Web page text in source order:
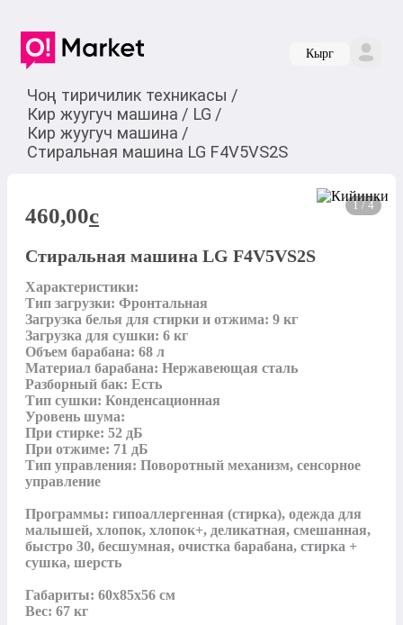
Кырг
Чоң тиричилик техникасы /
Кир жуугуч машина / LG /
Кир жуугуч машина /
Стиральная машина LG F4V5VS2S
1 / 4
460,00c
Стиральная машина LG F4V5VS2S
Характеристики:
Тип загрузки: Фронтальная
Загрузка белья для стирки и отжима: 9 кг
Загрузка для сушки: 6 кг
Объем барабана: 68 л
Материал барабана: Нержавеющая сталь
Разборный бак: Есть
Тип сушки: Конденсационная
Уровень шума:
При стирке: 52 дБ
При отжиме: 71 дБ
Тип управления: Поворотный механизм, сенсорное
управление
Программы: гипоаллергенная (стирка), одежда для
малышей, хлопок, хлопок+, деликатная, смешанная,
быcтpо 30, бecшyмнaя, очистка барабана, стирка +
сушка, шерсть
Габариты: 60x85x56 см
Вес: 67 кг